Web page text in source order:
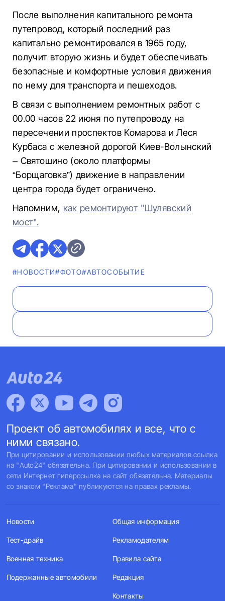
После выполнения капитального ремонта
путепровод, который последний раз
капитально ремонтировался в 1965 году,
получит вторую жизнь и будет обеспечивать
безопасные и комфортные условия движения
по нему для транспорта и пешеходов.
В связи с выполнением ремонтных работ с
00.00 часов 22 июня по путепроводу на
пересечении проспектов Комарова и Леся
Курбаса с железной дорогой Киев-Волынский
– Святошино (около платформы
“Борщаговка”) движение в направлении
центра города будет ограничено.
Напомним, как ремонтируют "Шулявский
мост".​​​​​​​
#НОВОСТИ#ФОТО#АВТОСОБЫТИЕ
Проект об автомобилях и все, что с
ними связано.
При цитировании и использовании любых материалов ссылка
на "Auto24" обязательна. При цитировании и использовании в
сети Интернет гиперссылка на сайт обязательна. Материалы
со знаком "Реклама" публикуются на правах рекламы.
Новости
Тест-драйв
Военная техника
Подержанные автомобили
Общая информация
Рекламодателям
Правила сайта
Редакция
Контакты